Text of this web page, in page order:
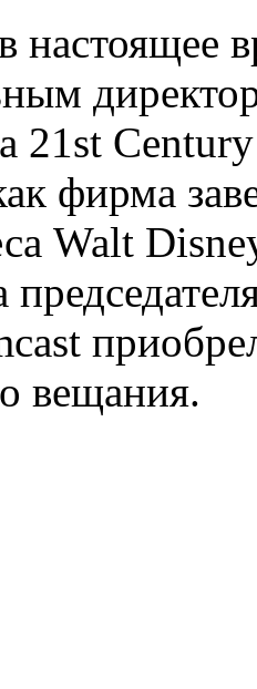
21st
фирма
Walt
вещания.